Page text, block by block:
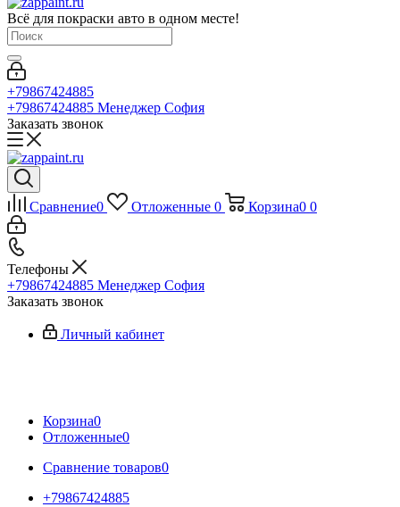
Всё для покраски авто в одном месте!
+79867424885
+79867424885 Менеджер София
Заказать звонок
Сравнение0 Отложенные 0 Корзина0 0
Телефоны
+79867424885 Менеджер София
Заказать звонок
Личный кабинет
Корзина0
Отложенные0
Сравнение товаров0
+79867424885